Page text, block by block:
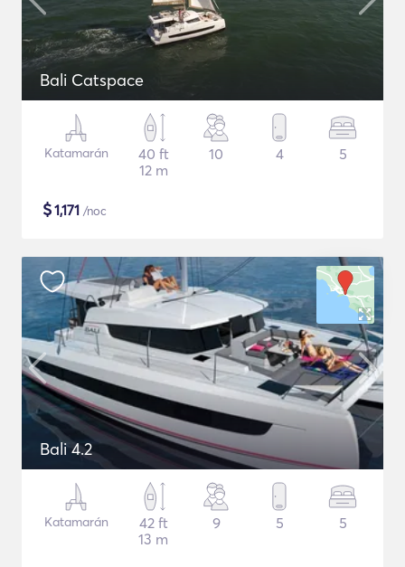
Bali Catspace
Katamarán
40 ft
12 m
10 4 5
$1,171 /noc
Bali 4.2
Katamarán
42 ft
13 m
9 5 5